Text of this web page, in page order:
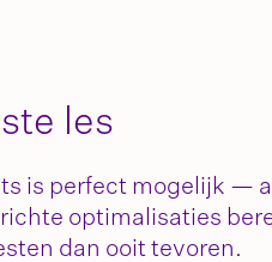
les
is perfect mogelijk —
optimalisaties
dan ooit tevoren.